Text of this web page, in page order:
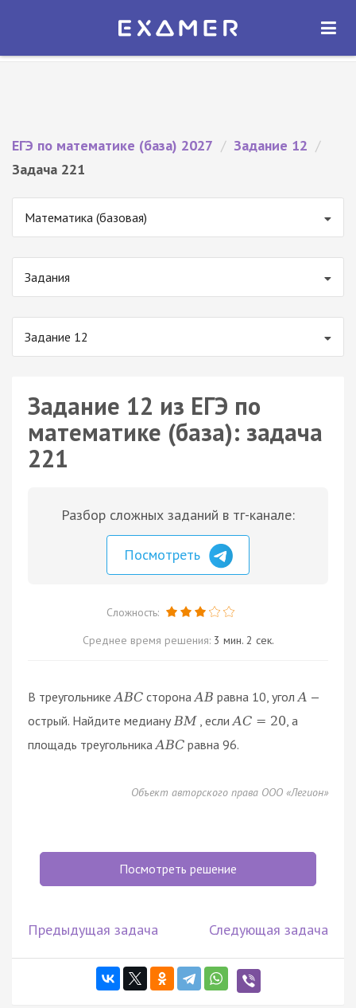
Экзамер — ЕГЭ 2027
ОТКРЫТЬ
ЕГЭ по математике (база) 2027 / Задание 12 /
Задача 221
Математика (базовая)
Задания
Задание 12
Задание 12 из ЕГЭ по
математике (база): задача
221
Разбор сложных заданий в тг-канале:
Посмотреть
Сложность:
Среднее время решения: 3 мин. 2 сек.
В треугольнике ABC сторона AB равна 10, угол A —
острый. Найдите медиану BM , если AC = 20 , а
площадь треугольника ABC равна 96.
Объект авторского права ООО «Легион»
Посмотреть решение
Предыдущая задача Следующая задача